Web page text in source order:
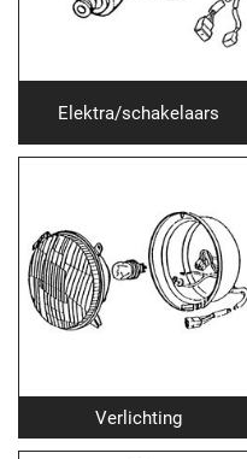
Elektra/schakelaars
Verlichting